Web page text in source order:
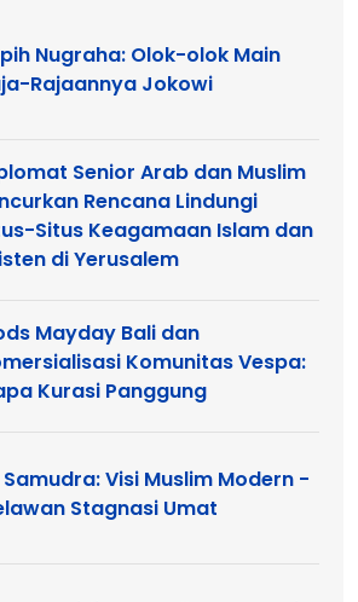
Nugraha: Olok-olok Main
Rajaannya Jokowi
Senior Arab dan Muslim
Rencana Lindungi
Situs Keagamaan Islam dan
di Yerusalem
Mayday Bali dan
Komunitas Vespa:
Kurasi Panggung
Samudra: Visi Muslim Modern -
Stagnasi Umat